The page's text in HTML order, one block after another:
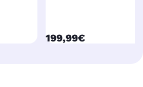
currentPrice
199,99€